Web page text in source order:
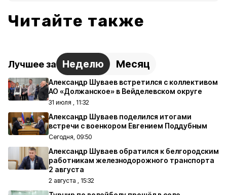
Читайте также
Лучшее за Неделю Месяц
Александр Шуваев встретился с коллективом
АО «Должанское» в Вейделевском округе
31 июля , 11:32
Александр Шуваев поделился итогами
встречи с военкором Евгением Поддубным
Сегодня, 09:50
Александр Шуваев обратился к белгородским
работникам железнодорожного транспорта
2 августа
2 августа , 15:32